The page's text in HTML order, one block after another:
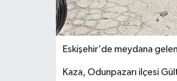
Eskişehir'de meydana
Kaza, Odunpazarı ilçesi